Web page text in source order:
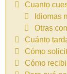
Cuanto
Idiomas
Otras
Cuánto
Cómo
Cómo